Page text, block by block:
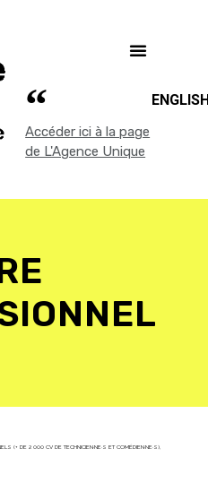
Accéder ici à la page
de L'Agence Unique
(+ DE 2 000 CV DE TECHNICIEN·NE·S ET COMÉDIEN·NE·S),